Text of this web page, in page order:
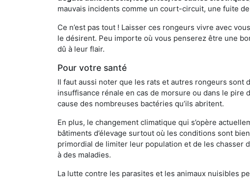
mauvais incidents comme un court-circuit, une fuite
Ce n’est pas tout ! Laisser ces rongeurs vivre avec
le désirent. Peu importe où vous penserez être une
dû à leur flair.
Pour votre santé
Il faut aussi noter que les rats et autres rongeurs
insuffisance rénale en cas de morsure ou dans le
cause des nombreuses bactéries qu’ils abritent.
En plus, le changement climatique qui s’opère
bâtiments d’élevage surtout où les conditions sont
primordial de limiter leur population et de les chasser
à des maladies.
La lutte contre les parasites et les animaux nuisibles